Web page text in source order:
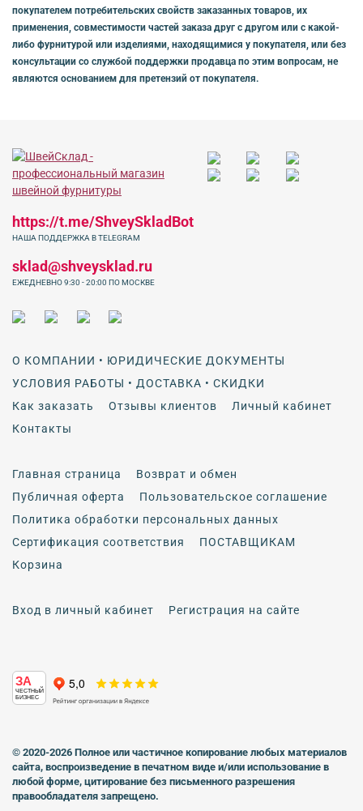
покупателем потребительских свойств заказанных товаров, их
применения, совместимости частей заказа друг с другом или с какой-
либо фурнитурой или изделиями, находящимися у покупателя, или без
консультации со службой поддержки продавца по этим вопросам, не
являются основанием для претензий от покупателя.
О КОМПАНИИ • ЮРИДИЧЕСКИЕ ДОКУМЕНТЫ
УСЛОВИЯ РАБОТЫ • ДОСТАВКА • СКИДКИ
Как заказать
Отзывы клиентов
Личный кабинет
Контакты
Главная страница
Возврат и обмен
Публичная оферта
Пользовательское соглашение
Политика обработки персональных данных
Сертификация соответствия
ПОСТАВЩИКАМ
Корзина
Вход в личный кабинет Регистрация на сайте
https://t.me/ShveySkladBot
НАША ПОДДЕРЖКА В TELEGRAM
sklad@shveysklad.ru
ЕЖЕДНЕВНО 9:30 - 20:00 ПО МОСКВЕ
ЗА
ЧЕСТНЫЙ
БИЗНЕС
© 2020-2026 Полное или частичное копирование любых материалов
сайта, воспроизведение в печатном виде и/или использование в
любой форме, цитирование без письменного разрешения
правообладателя запрещено.